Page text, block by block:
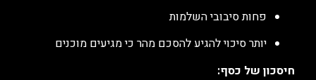
פחות סיבובי השלמות
יותר סיכוי להגיע להסכם מהר כי מגיעים מוכנים
חיסכון של כסף: